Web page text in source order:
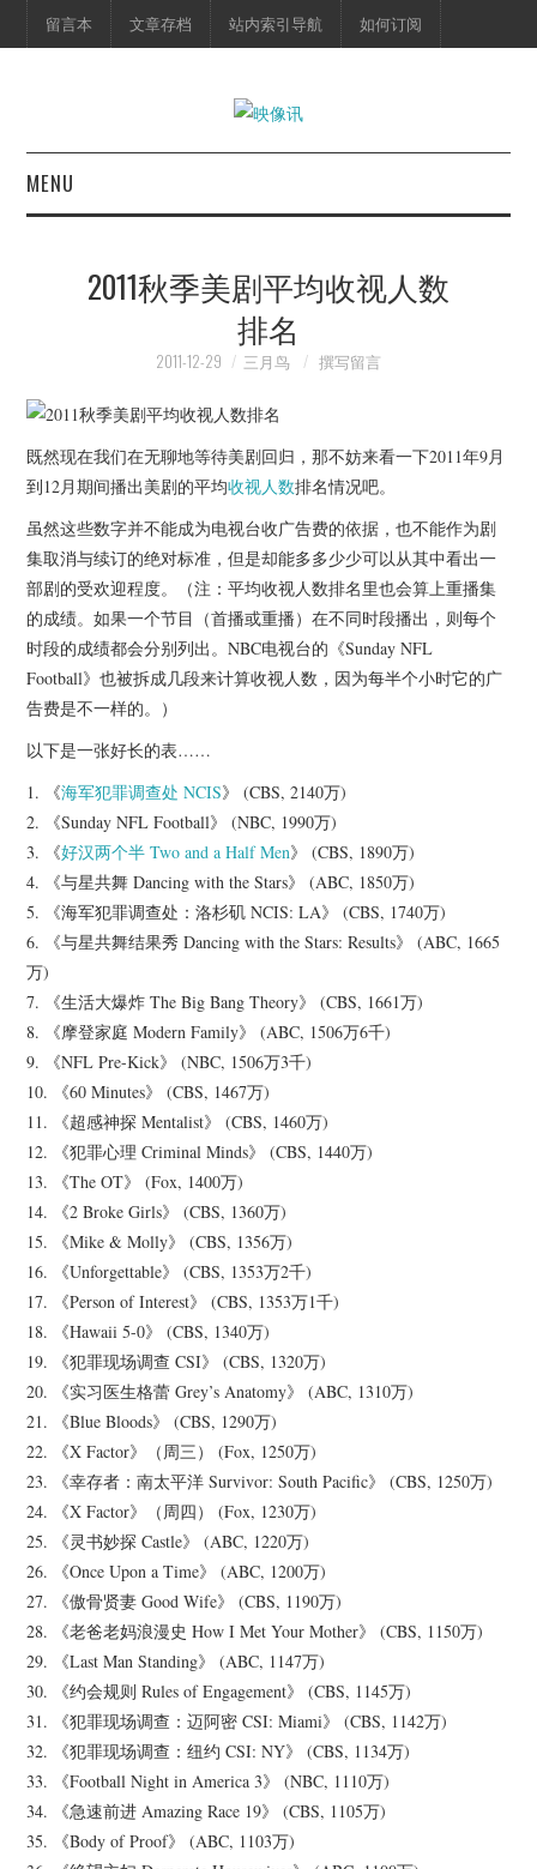
留言本 文章存档 站内索引导航 如何订阅
MENU
映像快讯
海报剧照
脱口秀
杂七杂八
美剧英剧
电影档期
2011秋季美剧平均收视人数
排名
2011-12-29 三月鸟 撰写留言
既然现在我们在无聊地等待美剧回归，那不妨来看一下2011年9月
到12月期间播出美剧的平均收视人数排名情况吧。
虽然这些数字并不能成为电视台收广告费的依据，也不能作为剧
集取消与续订的绝对标准，但是却能多多少少可以从其中看出一
部剧的受欢迎程度。（注：平均收视人数排名里也会算上重播集
的成绩。如果一个节目（首播或重播）在不同时段播出，则每个
时段的成绩都会分别列出。NBC电视台的《Sunday NFL
Football》也被拆成几段来计算收视人数，因为每半个小时它的广
告费是不一样的。）
以下是一张好长的表……
1. 《海军犯罪调查处 NCIS》 (CBS, 2140万)
2. 《Sunday NFL Football》 (NBC, 1990万)
3. 《好汉两个半 Two and a Half Men》 (CBS, 1890万)
4. 《与星共舞 Dancing with the Stars》 (ABC, 1850万)
5. 《海军犯罪调查处：洛杉矶 NCIS: LA》 (CBS, 1740万)
6. 《与星共舞结果秀 Dancing with the Stars: Results》 (ABC, 1665
万)
7. 《生活大爆炸 The Big Bang Theory》 (CBS, 1661万)
8. 《摩登家庭 Modern Family》 (ABC, 1506万6千)
9. 《NFL Pre-Kick》 (NBC, 1506万3千)
10. 《60 Minutes》 (CBS, 1467万)
11. 《超感神探 Mentalist》 (CBS, 1460万)
12. 《犯罪心理 Criminal Minds》 (CBS, 1440万)
13. 《The OT》 (Fox, 1400万)
14. 《2 Broke Girls》 (CBS, 1360万)
15. 《Mike & Molly》 (CBS, 1356万)
16. 《Unforgettable》 (CBS, 1353万2千)
17. 《Person of Interest》 (CBS, 1353万1千)
18. 《Hawaii 5-0》 (CBS, 1340万)
19. 《犯罪现场调查 CSI》 (CBS, 1320万)
20. 《实习医生格蕾 Grey’s Anatomy》 (ABC, 1310万)
21. 《Blue Bloods》 (CBS, 1290万)
22. 《X Factor》（周三） (Fox, 1250万)
23. 《幸存者：南太平洋 Survivor: South Pacific》 (CBS, 1250万)
24. 《X Factor》（周四） (Fox, 1230万)
25. 《灵书妙探 Castle》 (ABC, 1220万)
26. 《Once Upon a Time》 (ABC, 1200万)
27. 《傲骨贤妻 Good Wife》 (CBS, 1190万)
28. 《老爸老妈浪漫史 How I Met Your Mother》 (CBS, 1150万)
29. 《Last Man Standing》 (ABC, 1147万)
30. 《约会规则 Rules of Engagement》 (CBS, 1145万)
31. 《犯罪现场调查：迈阿密 CSI: Miami》 (CBS, 1142万)
32. 《犯罪现场调查：纽约 CSI: NY》 (CBS, 1134万)
33. 《Football Night in America 3》 (NBC, 1110万)
34. 《急速前进 Amazing Race 19》 (CBS, 1105万)
35. 《Body of Proof》 (ABC, 1103万)